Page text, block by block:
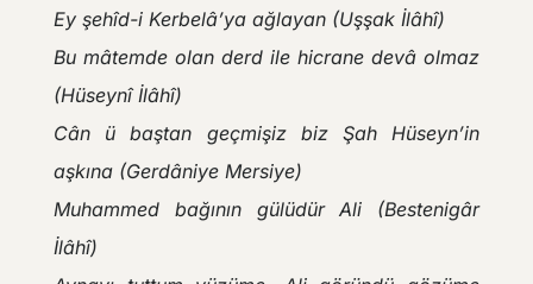
Ey şehîd-i Kerbelâ’ya ağlayan (Uşşak İlâhî)
Bu mâtemde olan derd ile hicrane devâ olmaz
(Hüseynî İlâhî)
Cân ü baştan geçmişiz biz Şah Hüseyn’in
aşkına (Gerdâniye Mersiye)
Muhammed bağının gülüdür Ali (Bestenigâr
İlâhî)